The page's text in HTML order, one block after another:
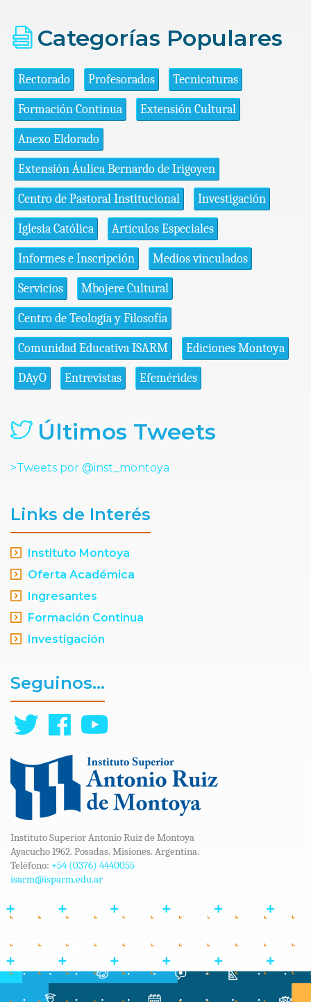
Categorías Populares
Rectorado Profesorados Tecnicaturas
Formación Continua Extensión Cultural
Anexo Eldorado
Extensión Áulica Bernardo de Irigoyen
Centro de Pastoral Institucional Investigación
Iglesia Católica Artículos Especiales
Informes e Inscripción Medios vinculados
Servicios Mbojere Cultural
Centro de Teología y Filosofía
Comunidad Educativa ISARM Ediciones Montoya
DAyO Entrevistas Efemérides
Últimos Tweets
>Tweets por @inst_montoya
Links de Interés
Instituto Montoya
Oferta Académica
Ingresantes
Formación Continua
Investigación
Seguinos...
Instituto Superior Antonio Ruiz de Montoya
Ayacucho 1962. Posadas. Misiones. Argentina.
Teléfono: +54 (0376) 4440055
isarm@isparm.edu.ar